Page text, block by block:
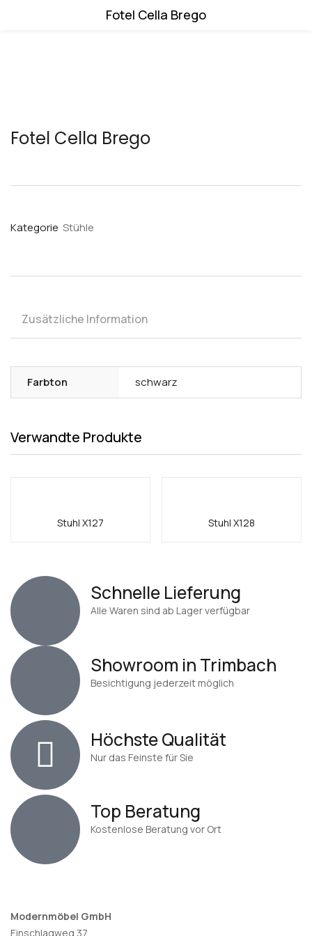
Fotel Cella Brego
Fotel Cella Brego
Kategorie Stühle
Zusätzliche Information
Farbton schwarz
Verwandte Produkte
Stuhl X127 Stuhl X128
Schnelle Lieferung
Alle Waren sind ab Lager verfügbar
Showroom in Trimbach
Besichtigung jederzeit möglich
Höchste Qualität
Nur das Feinste für Sie
Top Beratung
Kostenlose Beratung vor Ort
Modernmöbel GmbH
Einschlagweg 37